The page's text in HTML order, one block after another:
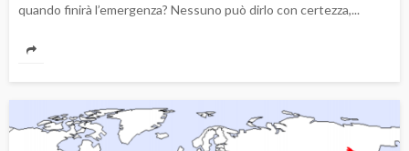
quando finirà l’emergenza? Nessuno può dirlo con certezza,...